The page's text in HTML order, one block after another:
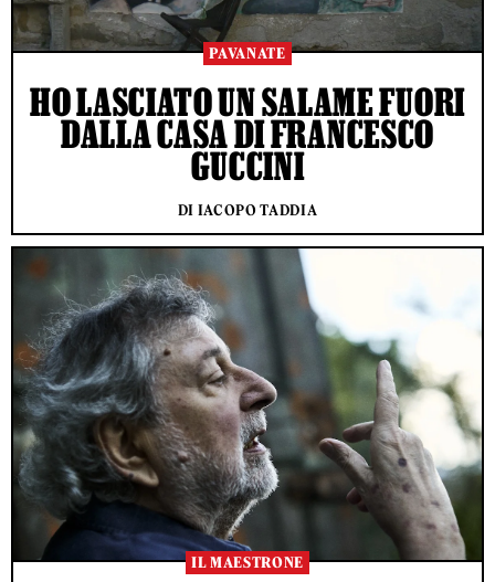
PAVANATE
HO LASCIATO UN SALAME FUORI
DALLA CASA DI FRANCESCO
GUCCINI
DI IACOPO TADDIA
IL MAESTRONE